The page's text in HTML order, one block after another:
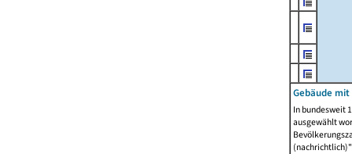
Gebäude
In bundesweit
ausgewählt